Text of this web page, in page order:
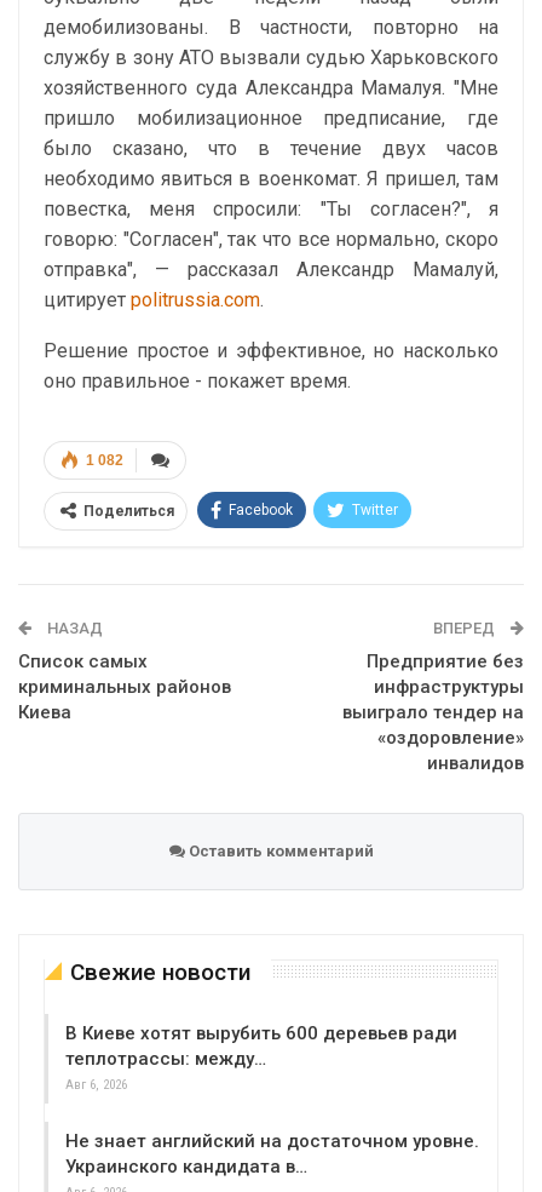
демобилизованы. В частности, повторно на
службу в зону АТО вызвали судью Харьковского
хозяйственного суда Александра Мамалуя. "Мне
пришло мобилизационное предписание, где
было сказано, что в течение двух часов
необходимо явиться в военкомат. Я пришел, там
повестка, меня спросили: "Ты согласен?", я
говорю: "Согласен", так что все нормально, скоро
отправка", — рассказал Александр Мамалуй,
цитирует politrussia.com.
Решение простое и эффективное, но насколько
оно правильное - покажет время.
1 082
Поделиться Facebook Twitter
НАЗАД
Список самых
криминальных районов
Киева
ВПЕРЕД
Предприятие без
инфраструктуры
выиграло тендер на
«оздоровление»
инвалидов
Оставить комментарий
Свежие новости
В Киеве хотят вырубить 600 деревьев ради
теплотрассы: между…
Авг 6, 2026
Не знает английский на достаточном уровне.
Украинского кандидата в…